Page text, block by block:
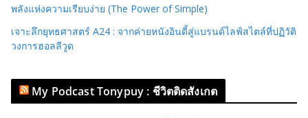
พลังแห่งความเรียบง่าย (The Power of Simple)
เจาะลึกยุทธศาสตร์ A24 : จากค่ายหนังอินดี้สู่แบรนด์ไลฟ์สไตล์ที่ปฏิวัติ
วงการฮอลลีวูด
My Podcast Tonypuy : ชีวิตติดสังเกต